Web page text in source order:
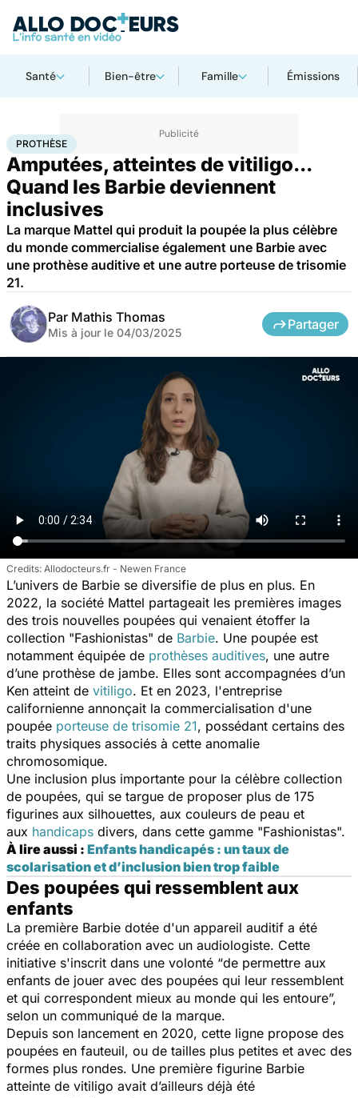
Santé Bien-être Famille Émissions
AccueilSanté Société
PROTHÈSE
Amputées, atteintes de vitiligo...
Quand les Barbie deviennent
inclusives
La marque Mattel qui produit la poupée la plus célèbre
du monde commercialise également une Barbie avec
une prothèse auditive et une autre porteuse de trisomie
21.
Par Mathis Thomas
Mis à jour le 04/03/2025
Partager
Allodocteurs.fr - Newen France
L’univers de Barbie se diversifie de plus en plus. En
2022, la société Mattel partageait les premières images
des trois nouvelles poupées qui venaient étoffer la
collection "Fashionistas" de Barbie. Une poupée est
notamment équipée de prothèses auditives, une autre
d’une prothèse de jambe. Elles sont accompagnées d’un
Ken atteint de vitiligo. Et en 2023, l'entreprise
californienne annonçait la commercialisation d'une
poupée porteuse de trisomie 21, possédant certains des
traits physiques associés à cette anomalie
chromosomique.
Une inclusion plus importante pour la célèbre collection
de poupées, qui se targue de proposer plus de 175
figurines aux silhouettes, aux couleurs de peau et
aux handicaps divers, dans cette gamme "Fashionistas".
À lire aussi : Enfants handicapés : un taux de
scolarisation et d’inclusion bien trop faible
Des poupées qui ressemblent aux
enfants
La première Barbie dotée d'un appareil auditif a été
créée en collaboration avec un audiologiste. Cette
initiative s'inscrit dans une volonté “de permettre aux
enfants de jouer avec des poupées qui leur ressemblent
et qui correspondent mieux au monde qui les entoure”,
selon un communiqué de la marque.
Depuis son lancement en 2020, cette ligne propose des
poupées en fauteuil, ou de tailles plus petites et avec des
formes plus rondes. Une première figurine Barbie
atteinte de vitiligo avait d’ailleurs déjà été